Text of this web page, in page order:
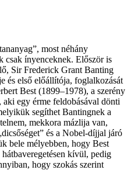
most néhány
csak ínyenceknek. Először is
Sir Frederick Grant Banting
és első előállítója, foglalkozását
Best (1899–1978), a szerény
aki egy érme feldobásával dönti
segíthet Bantingnek a
mekkora mázlija van,
és a Nobel-díjjal járó
bele mélyebben, hogy Best
kívül, pedig
hogy szokás szerint